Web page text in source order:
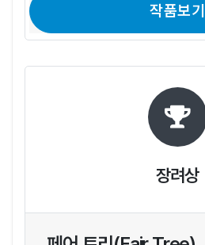
작품보기
장려상